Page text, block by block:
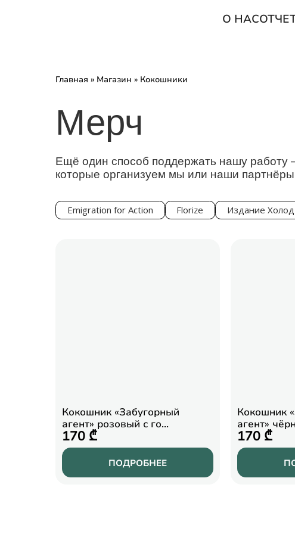
О НАС
Главная » Магазин » Кокошники
Мерч
Ещё один способ поддержать нашу
которые организуем мы или наши
Emigration for Action Florize Издание Холод
Кокошник «Забугорный
агент» розовый с го…
170 ₾
ПОДРОБНЕЕ
Кокошник
агент»
170 ₾